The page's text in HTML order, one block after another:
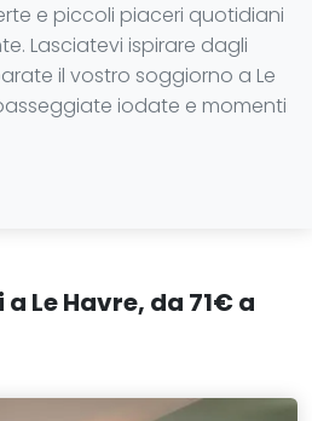
e piccoli piaceri quotidiani
Lasciatevi ispirare dagli
il vostro soggiorno a Le
iodate e momenti
Le Havre, da 71€ a